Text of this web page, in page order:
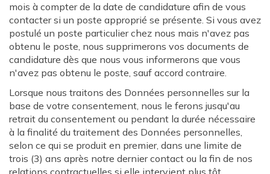
mois à compter de la date de candidature afin de vous
contacter si un poste approprié se présente. Si vous avez
postulé un poste particulier chez nous mais n'avez pas
obtenu le poste, nous supprimerons vos documents de
candidature dès que nous vous informerons que vous
n'avez pas obtenu le poste, sauf accord contraire.
Lorsque nous traitons des Données personnelles sur la
base de votre consentement, nous le ferons jusqu'au
retrait du consentement ou pendant la durée nécessaire
à la finalité du traitement des Données personnelles,
selon ce qui se produit en premier, dans une limite de
trois (3) ans après notre dernier contact ou la fin de nos
relations contractuelles si elle intervient plus tôt.